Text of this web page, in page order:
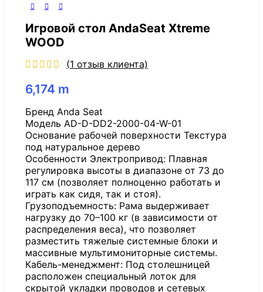
Игровой стол AndaSeat Xtreme
WOOD
(1 отзыв клиента)
6,174 m
Бренд Anda Seat
Модель AD-D-DD2-2000-04-W-01
Основание рабочей поверхности Текстура
под натуральное дерево
Особенности Электропривод: Плавная
регулировка высоты в диапазоне от 73 до
117 см (позволяет полноценно работать и
играть как сидя, так и стоя).
Грузоподъемность: Рама выдерживает
нагрузку до 70–100 кг (в зависимости от
распределения веса), что позволяет
разместить тяжелые системные блоки и
массивные мультимониторные системы.
Кабель-менеджмент: Под столешницей
расположен специальный лоток для
скрытой укладки проводов и сетевых